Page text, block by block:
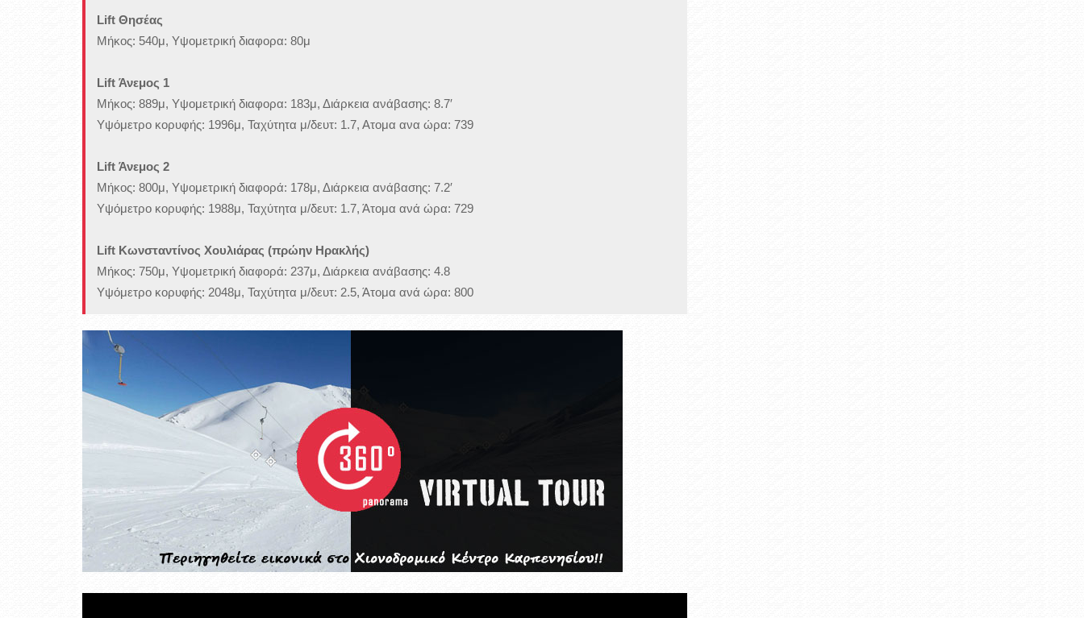
Lift Θησέας
Μήκος: 540μ, Υψομετρική διαφορα: 80μ
Lift Άνεμος 1
Μήκος: 889μ, Υψομετρική διαφορα: 183μ, Διάρκεια ανάβασης: 8.7′
Υψόμετρο κορυφής: 1996μ, Ταχύτητα μ/δευτ: 1.7, Ατομα ανα ώρα: 739
Lift Άνεμος 2
Μήκος: 800μ, Υψομετρική διαφορά: 178μ, Διάρκεια ανάβασης: 7.2′
Υψόμετρο κορυφής: 1988μ, Ταχύτητα μ/δευτ: 1.7, Άτομα ανά ώρα: 729
Lift Κωνσταντίνος Χουλιάρας (πρώην Ηρακλής)
Μήκος: 750μ, Υψομετρική διαφορά: 237μ, Διάρκεια ανάβασης: 4.8
Υψόμετρο κορυφής: 2048μ, Ταχύτητα μ/δευτ: 2.5, Άτομα ανά ώρα: 800